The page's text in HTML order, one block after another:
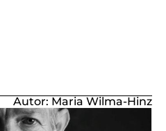
Autor: Maria Wilma-Hinz